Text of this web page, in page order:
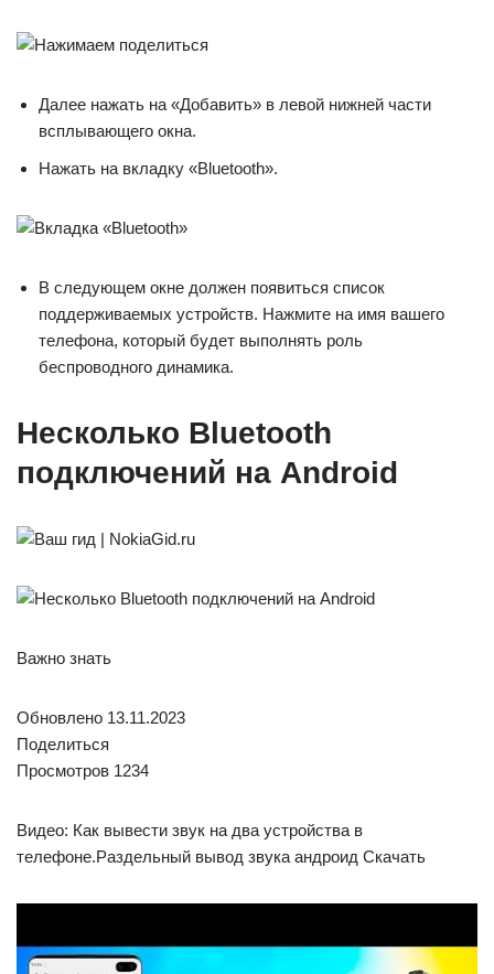
Далее нажать на «Добавить» в левой нижней части
всплывающего окна.
Нажать на вкладку «Bluetooth».
В следующем окне должен появиться список
поддерживаемых устройств. Нажмите на имя вашего
телефона, который будет выполнять роль
беспроводного динамика.
Несколько Bluetooth
подключений на Android
Важно знать
Обновлено 13.11.2023
Поделиться
Просмотров 1234
Видео: Как вывести звук на два устройства в
телефоне.Раздельный вывод звука андроид Скачать